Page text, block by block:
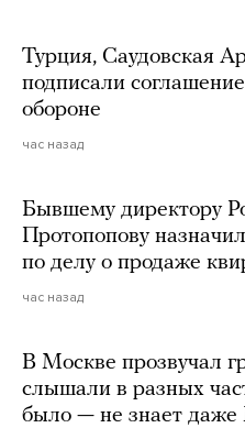
Турция, Саудовская
подписали
обороне
час назад
Бывшему директору
Протопопову
по делу о продаже
час назад
В Москве прозвучал
слышали в разных
было — не знает